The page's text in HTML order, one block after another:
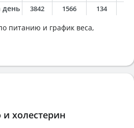
день 3842 1566 134
питанию и график веса,
холестерин